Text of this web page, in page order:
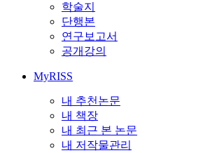
학술지
단행본
연구보고서
공개강의
MyRISS
내 추천논문
내 책장
내 최근 본 논문
내 저작물관리